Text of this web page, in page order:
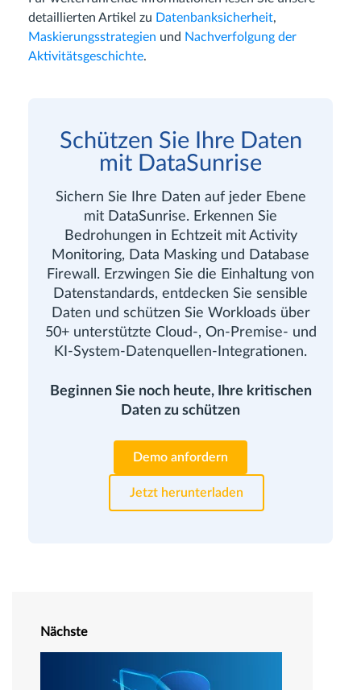
detaillierten Artikel zu Datenbanksicherheit,
Maskierungsstrategien und Nachverfolgung der
Aktivitätsgeschichte.
Schützen Sie Ihre Daten
mit DataSunrise
Sichern Sie Ihre Daten auf jeder Ebene
mit DataSunrise. Erkennen Sie
Bedrohungen in Echtzeit mit Activity
Monitoring, Data Masking und Database
Firewall. Erzwingen Sie die Einhaltung von
Datenstandards, entdecken Sie sensible
Daten und schützen Sie Workloads über
50+ unterstützte Cloud-, On-Premise- und
KI-System-Datenquellen-Integrationen.
Beginnen Sie noch heute, Ihre kritischen
Daten zu schützen
Demo anfordern
Jetzt herunterladen
Nächste